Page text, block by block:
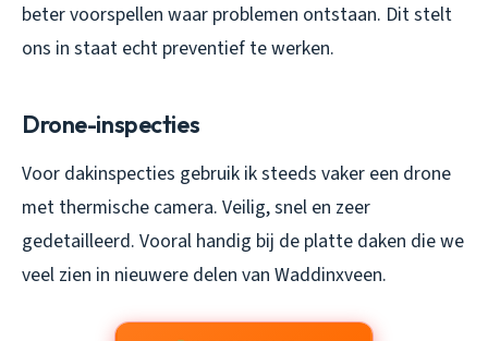
beter voorspellen waar problemen ontstaan. Dit stelt
ons in staat echt preventief te werken.
Drone-inspecties
Voor dakinspecties gebruik ik steeds vaker een drone
met thermische camera. Veilig, snel en zeer
gedetailleerd. Vooral handig bij de platte daken die we
veel zien in nieuwere delen van Waddinxveen.